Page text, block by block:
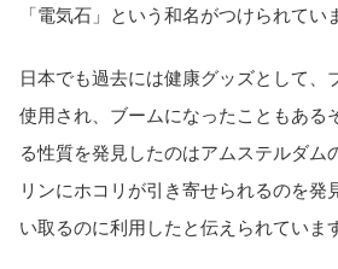
「電気石」という和名がつけられてい
日本でも過去には健康グッズとして、
使用され、ブームになったこともある
る性質を発見したのはアムステルダム
リンにホコリが引き寄せられるのを発
い取るのに利用したと伝えられていま